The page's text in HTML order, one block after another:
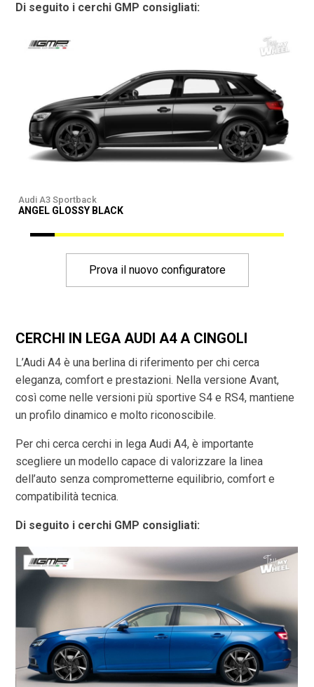
Di seguito i cerchi GMP consigliati:
Audi A3 Sportback
ANGEL GLOSSY BLACK
Prova il nuovo configuratore
CERCHI IN LEGA AUDI A4 A CINGOLI
L’Audi A4 è una berlina di riferimento per chi cerca
eleganza, comfort e prestazioni. Nella versione Avant,
così come nelle versioni più sportive S4 e RS4, mantiene
un profilo dinamico e molto riconoscibile.
Per chi cerca cerchi in lega Audi A4, è importante
scegliere un modello capace di valorizzare la linea
dell’auto senza comprometterne equilibrio, comfort e
compatibilità tecnica.
Di seguito i cerchi GMP consigliati: